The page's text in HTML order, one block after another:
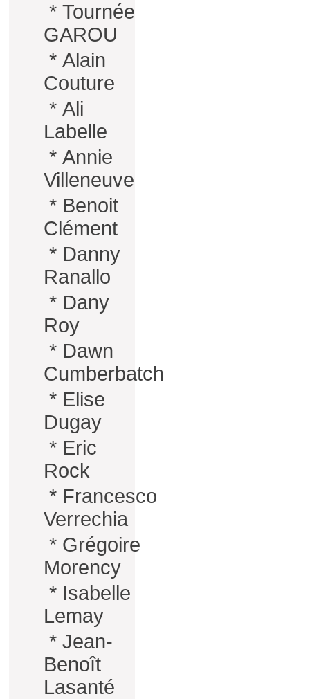
* Tournée
GAROU
* Alain
Couture
* Ali
Labelle
* Annie
Villeneuve
* Benoit
Clément
* Danny
Ranallo
* Dany
Roy
* Dawn
Cumberbatch
* Elise
Dugay
* Eric
Rock
* Francesco
Verrechia
* Grégoire
Morency
* Isabelle
Lemay
* Jean-
Benoît
Lasanté